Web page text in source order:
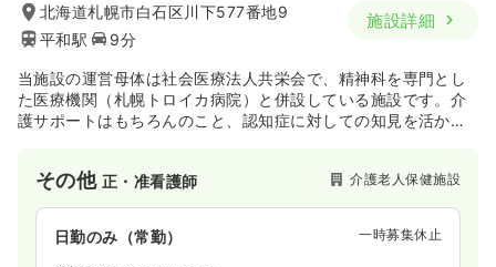
北海道札幌市白石区川下577番地9
平和駅
9分
施設詳細
当施設の運営母体は社会医療法人共栄会で、精神科を専門とし
た医療機関（札幌トロイカ病院）と併設している施設です。介
護サポートはもちろんのこと、認知症に対しての知見を活かし
しています。施設内では日常生活に必要な食事・入浴・排泄・
リハビリ・レクリエーション等の支援や介護を行っています。
その他 正・准看護師 介護老人保健施設
日勤のみ（常勤） 一時募集休止